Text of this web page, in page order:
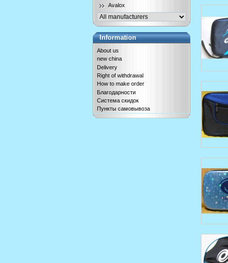
Avalox
Information
About us
new china
Delivery
Right of withdrawal
How to make order
Благодарности
Система скидок
Пункты самовывоза